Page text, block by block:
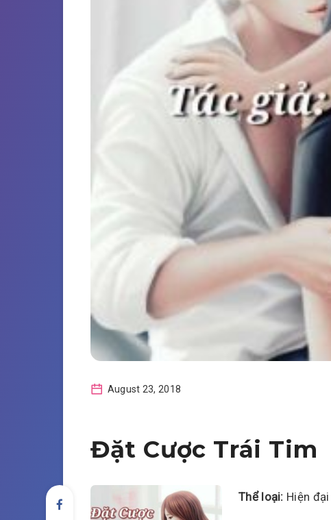
August 23, 2018
Đặt Cược Trái Tim
Thể loại: Hiện